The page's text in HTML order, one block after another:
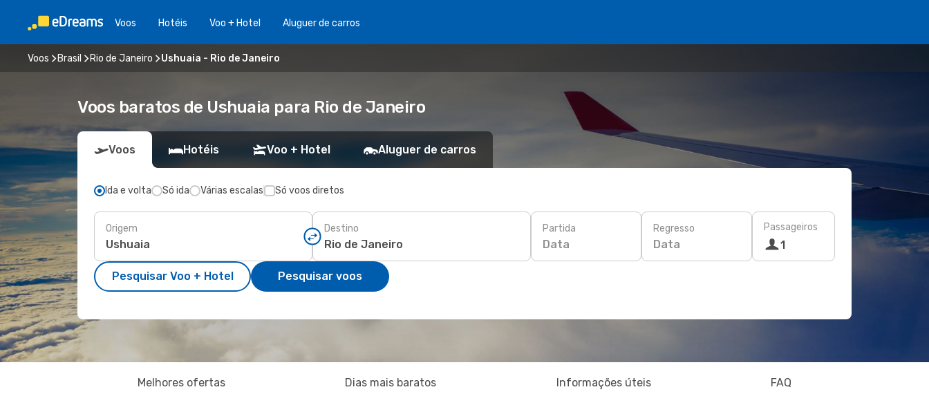
Voos Hotéis Voo + Hotel Aluguer de carros
Voos Brasil Rio de Janeiro Ushuaia - Rio de Janeiro
Voos baratos de Ushuaia para Rio de Janeiro
Voos Hotéis Voo + Hotel Aluguer de carros
Ida e volta Só ida Várias escalas Só voos diretos
Origem Destino Partida
Data
Regresso
Data
Passageiros
1
Pesquisar Voo + Hotel Pesquisar voos
Melhores ofertas Dias mais baratos Informações úteis FAQ